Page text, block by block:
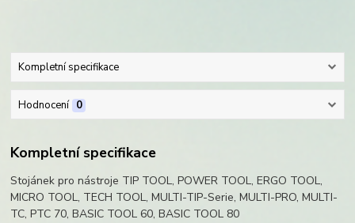
Kompletní specifikace
Hodnocení 0
Kompletní specifikace
Stojánek pro nástroje TIP TOOL, POWER TOOL, ERGO TOOL,
MICRO TOOL, TECH TOOL, MULTI-TIP-Serie, MULTI-PRO, MULTI-
TC, PTC 70, BASIC TOOL 60, BASIC TOOL 80